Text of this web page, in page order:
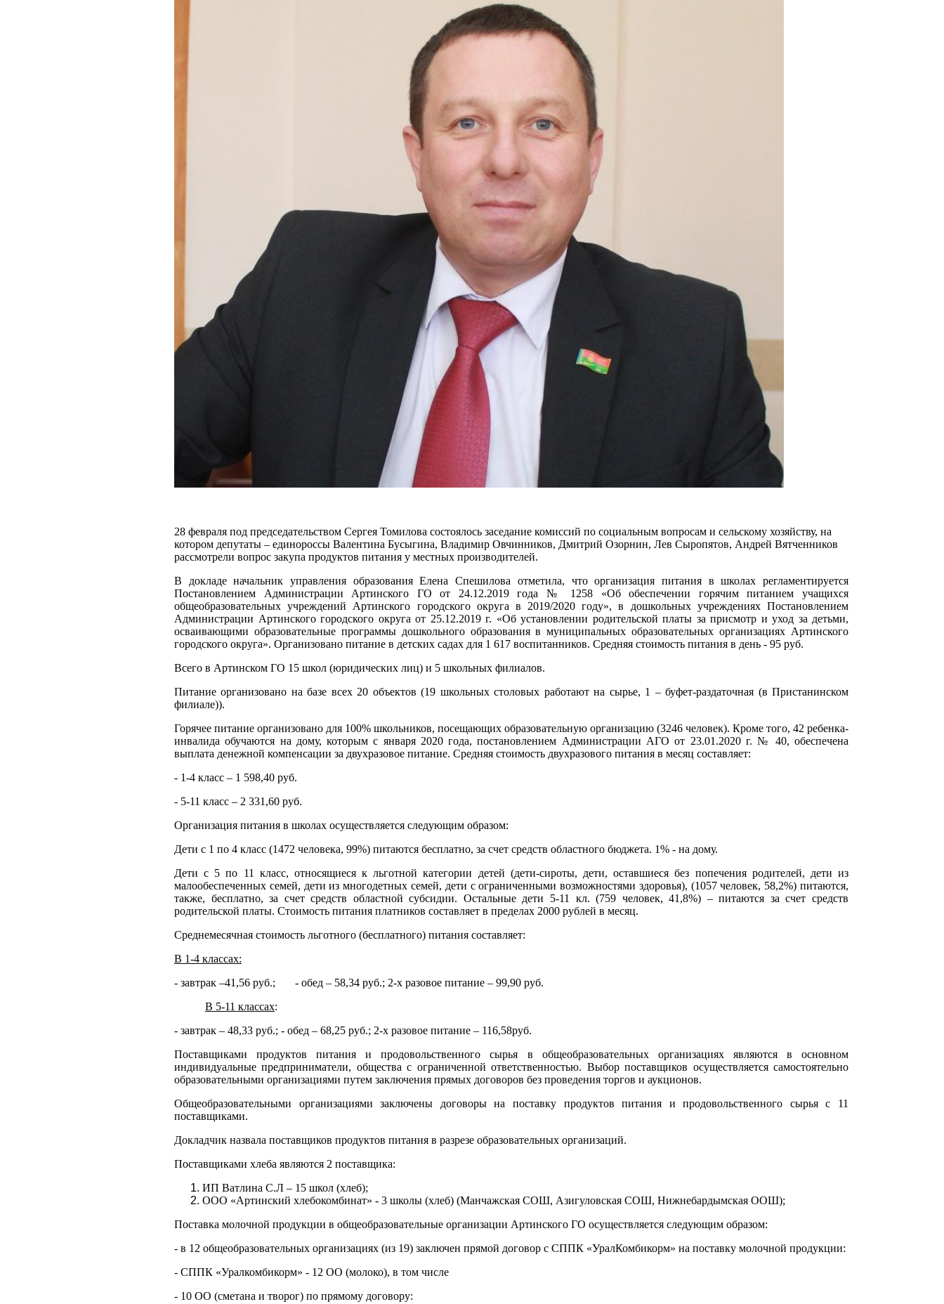
28 февраля под председательством Сергея Томилова состоялось заседание комиссий по социальным вопросам и сельскому хозяйству, на
котором депутаты – единороссы Валентина Бусыгина, Владимир Овчинников, Дмитрий Озорнин, Лев Сыропятов, Андрей Вятченников
рассмотрели вопрос закупа продуктов питания у местных производителей.
В докладе начальник управления образования Елена Спешилова отметила, чтоорганизация питания в школах регламентируется
Постановлением Администрации Артинского ГО от 24.12.2019 года № 1258 «Об обеспечении горячим питанием учащихся
общеобразовательных учреждений Артинского городского округа в 2019/2020 году», в дошкольных учреждениях Постановлением
Администрации Артинского городского округа от 25.12.2019 г. «Об установлении родительской платы за присмотр и уход за детьми,
осваивающими образовательные программы дошкольного образования в муниципальных образовательных организациях Артинского
городского округа». Организовано питание в детских садах для 1 617 воспитанников. Средняя стоимость питания в день - 95 руб.
Всего в Артинском ГО 15 школ (юридических лиц) и 5 школьных филиалов.
Питание организовано на базе всех 20 объектов (19 школьных столовых работают на сырье, 1 – буфет-раздаточная (в Пристанинском
филиале)).
Горячее питание организовано для 100% школьников, посещающих образовательную организацию (3246 человек). Кроме того, 42 ребенка-
инвалида обучаются на дому, которым с января 2020 года, постановлением Администрации АГО от 23.01.2020 г. № 40, обеспечена
выплата денежной компенсации за двухразовое питание. Средняя стоимость двухразового питания в месяц составляет:
- 1-4 класс – 1 598,40 руб.
- 5-11 класс – 2 331,60 руб.
Организация питания в школах осуществляется следующим образом:
Дети с 1 по 4 класс (1472 человека, 99%) питаются бесплатно, за счет средств областного бюджета. 1% - на дому.
Дети с 5 по 11 класс, относящиеся к льготной категории детей (дети-сироты, дети, оставшиеся без попечения родителей, дети из
малообеспеченных семей, дети из многодетных семей, дети с ограниченными возможностями здоровья), (1057 человек, 58,2%) питаются,
также, бесплатно, за счет средств областной субсидии. Остальные дети 5-11 кл. (759 человек, 41,8%) – питаются за счет средств
родительской платы. Стоимость питания платников составляет в пределах 2000 рублей в месяц.
Среднемесячная стоимость льготного (бесплатного) питания составляет:
В 1-4 классах:
- завтрак –41,56 руб.; - обед – 58,34 руб.; 2-х разовое питание – 99,90 руб.
В 5-11 классах:
- завтрак – 48,33 руб.; - обед – 68,25 руб.; 2-х разовое питание – 116,58руб.
Поставщиками продуктов питания и продовольственного сырья в общеобразовательных организациях являются в основном
индивидуальные предприниматели, общества с ограниченной ответственностью. Выбор поставщиков осуществляется самостоятельно
образовательными организациями путем заключения прямых договоров без проведения торгов и аукционов.
Общеобразовательными организациями заключены договоры на поставку продуктов питания и продовольственного сырья с 11
поставщиками.
Докладчик назвала поставщиков продуктов питания в разрезе образовательных организаций.
Поставщиками хлеба являются 2 поставщика:
ИП Ватлина С.Л – 15 школ (хлеб);
ООО «Артинский хлебокомбинат» - 3 школы (хлеб) (Манчажская СОШ, Азигуловская СОШ, Нижнебардымская ООШ);
Поставка молочной продукции в общеобразовательные организации Артинского ГО осуществляется следующим образом:
- в 12 общеобразовательных организациях (из 19) заключен прямой договор с СППК «УралКомбикорм» на поставку молочной продукции:
- СППК «Уралкомбикорм» - 12 ОО (молоко), в том числе
- 10 ОО (сметана и творог) по прямому договору: